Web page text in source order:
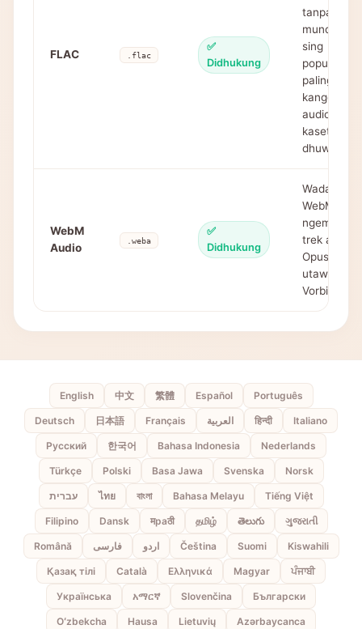
FLAC .flac
✅
Didhukung
tanpa
mundhut
sing
populer,
paling apik
kanggo
audio
kasetyan
dhuwur
WebM
Audio
.weba
✅
Didhukung
Wadah
WebM sing
ngemot
trek audio
Opus
utawa
Vorbis
English 中文 繁體 Español Português
Deutsch 日本語 Français العربية हिन्दी Italiano
Русский 한국어 Bahasa Indonesia Nederlands
Türkçe Polski Basa Jawa Svenska Norsk
עברית ไทย বাংলা Bahasa Melayu Tiếng Việt
Filipino Dansk मраठी தமிழ் తెలుగు ગુજરાતી
Română فارسی اردو Čeština Suomi Kiswahili
Қазақ тілі Català Ελληνικά Magyar ਪੰਜਾਬੀ
Українська አማርኛ Slovenčina Български
Oʻzbekcha Hausa Lietuvių Azərbaycanca